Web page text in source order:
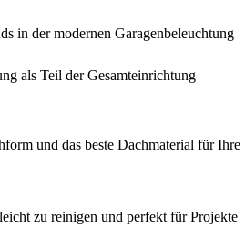
in der modernen Garagenbeleuchtung
als Teil der Gesamteinrichtung
und das beste Dachmaterial für Ihre
zu reinigen und perfekt für Projekte